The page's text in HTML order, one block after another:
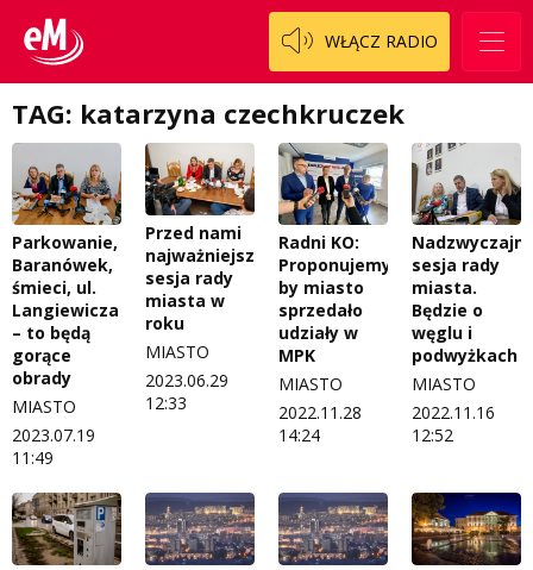
WŁĄCZ RADIO
TAG: katarzyna czechkruczek
Parkowanie,
Baranówek,
śmieci, ul.
Langiewicza
– to będą
gorące
obrady
MIASTO
2023.07.19
11:49
Przed nami
najważniejsza
sesja rady
miasta w
roku
MIASTO
2023.06.29
12:33
Radni KO:
Proponujemy,
by miasto
sprzedało
udziały w
MPK
MIASTO
2022.11.28
14:24
sesja rady
miasta.
Będzie o
węglu i
podwyżkach
MIASTO
2022.11.16
12:52